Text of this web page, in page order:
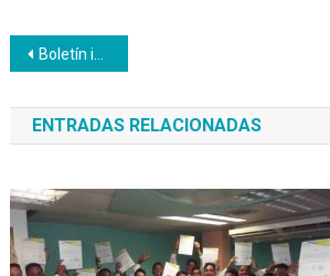
Navegación
de
entradas
Boletín informativo de avances en la cooperación entre la República Bolivariana de Venezuela y la UNESCO
ENTRADAS RELACIONADAS